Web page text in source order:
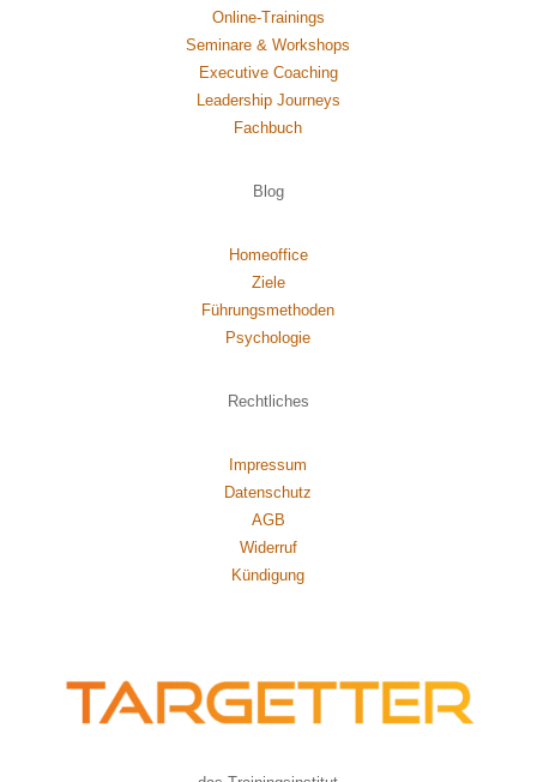
Online-Trainings
Seminare & Workshops
Executive Coaching
Leadership Journeys
Fachbuch
Blog
Homeoffice
Ziele
Führungsmethoden
Psychologie
Rechtliches
Impressum
Datenschutz
AGB
Widerruf
Kündigung